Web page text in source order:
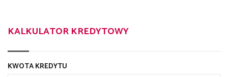
KALKULATOR KREDYTOWY
KWOTA KREDYTU